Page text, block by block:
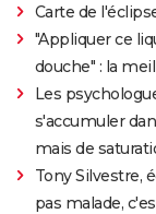
Carte de
"Appliquer ce
douche" : la
Les
s'accumuler
mais de
Tony Silvestre,
pas malade,